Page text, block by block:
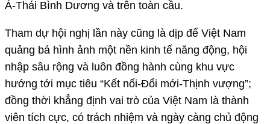
Á-Thái Bình Dương và trên toàn cầu.
Tham dự hội nghị lần này cũng là dịp để Việt Nam
quảng bá hình ảnh một nền kinh tế năng động, hội
nhập sâu rộng và luôn đồng hành cùng khu vực
hướng tới mục tiêu “Kết nối-Đổi mới-Thịnh vượng”;
đồng thời khẳng định vai trò của Việt Nam là thành
viên tích cực, có trách nhiệm và ngày càng chủ động